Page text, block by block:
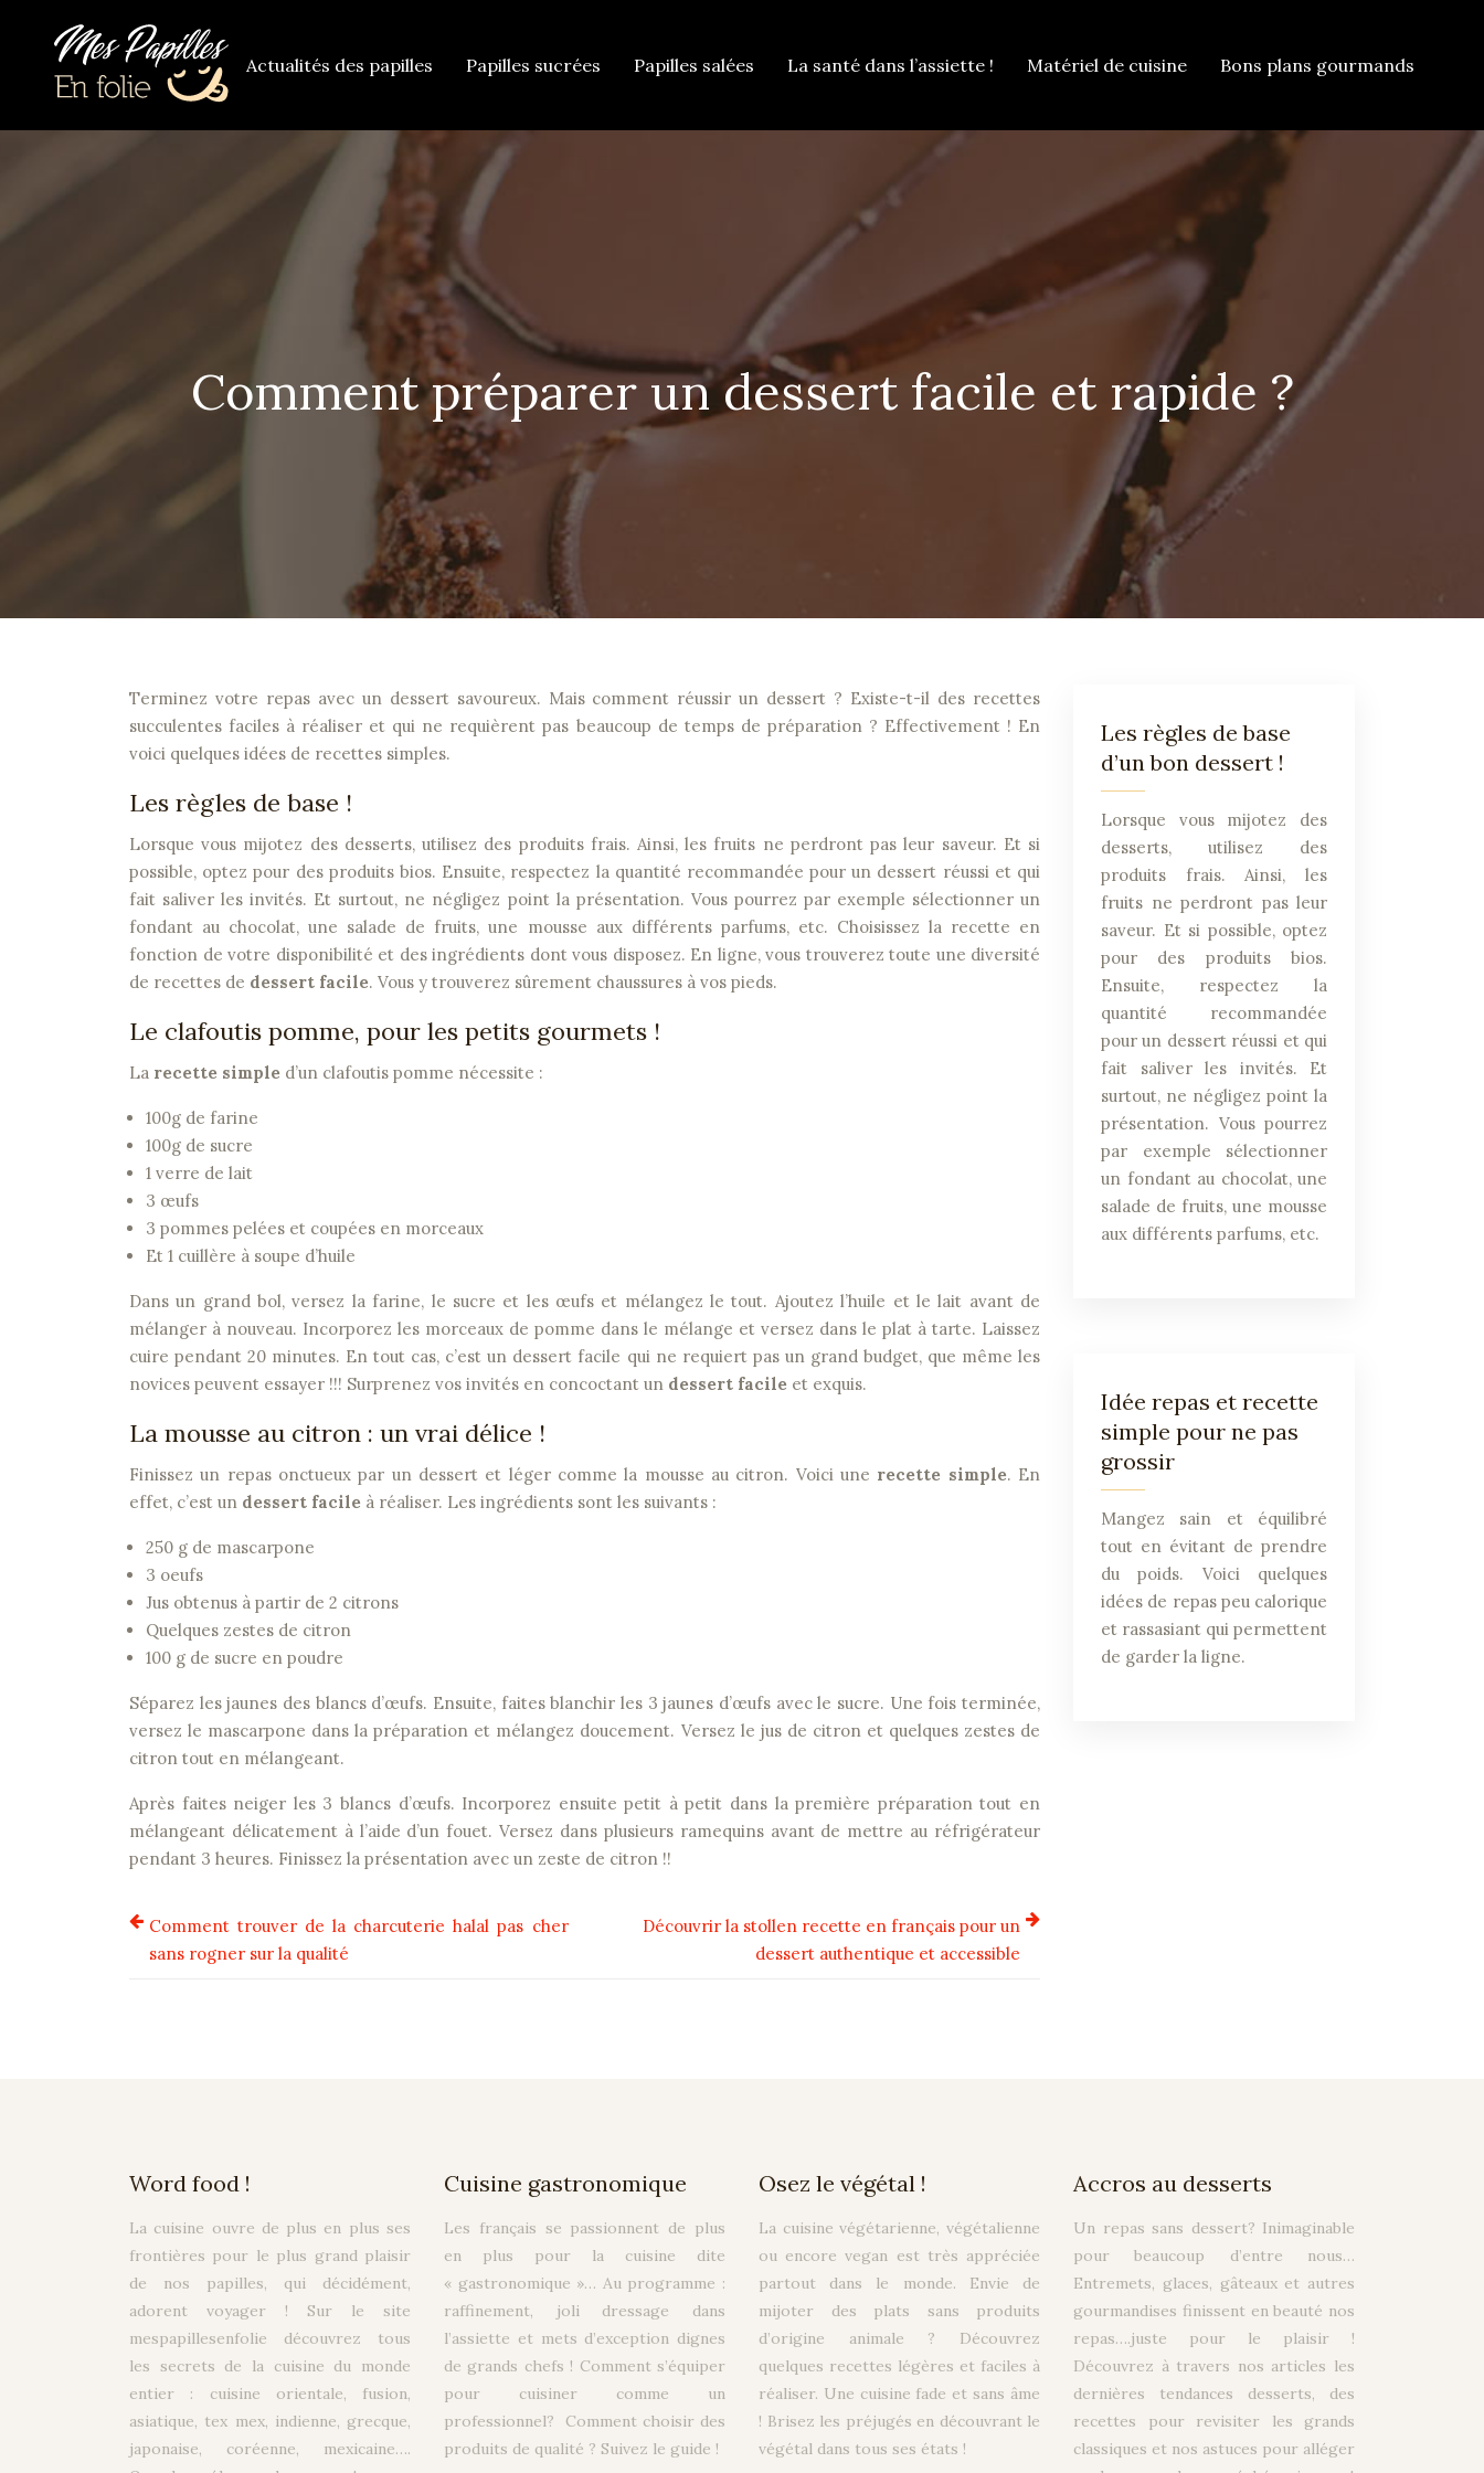
Actualités des papilles Papilles sucrées Papilles salées La santé dans l’assiette ! Matériel de cuisine Bons plans gourmands
Comment préparer un dessert facile et rapide ?
Terminez votre repas avec un dessert savoureux. Mais comment réussir un dessert ? Existe-t-il des recettes
succulentes faciles à réaliser et qui ne requièrent pas beaucoup de temps de préparation ? Effectivement ! En
voici quelques idées de recettes simples.
Les règles de base !
Lorsque vous mijotez des desserts, utilisez des produits frais. Ainsi, les fruits ne perdront pas leur saveur. Et si
possible, optez pour des produits bios. Ensuite, respectez la quantité recommandée pour un dessert réussi et qui
fait saliver les invités. Et surtout, ne négligez point la présentation. Vous pourrez par exemple sélectionner un
fondant au chocolat, une salade de fruits, une mousse aux différents parfums, etc. Choisissez la recette en
fonction de votre disponibilité et des ingrédients dont vous disposez. En ligne, vous trouverez toute une diversité
de recettes de dessert facile. Vous y trouverez sûrement chaussures à vos pieds.
Le clafoutis pomme, pour les petits gourmets !
La recette simple d’un clafoutis pomme nécessite :
100g de farine
100g de sucre
1 verre de lait
3 œufs
3 pommes pelées et coupées en morceaux
Et 1 cuillère à soupe d’huile
Dans un grand bol, versez la farine, le sucre et les œufs et mélangez le tout. Ajoutez l’huile et le lait avant de
mélanger à nouveau. Incorporez les morceaux de pomme dans le mélange et versez dans le plat à tarte. Laissez
cuire pendant 20 minutes. En tout cas, c’est un dessert facile qui ne requiert pas un grand budget, que même les
novices peuvent essayer !!! Surprenez vos invités en concoctant un dessert facile et exquis.
La mousse au citron : un vrai délice !
Finissez un repas onctueux par un dessert et léger comme la mousse au citron. Voici une recette simple. En
effet, c’est un dessert facile à réaliser. Les ingrédients sont les suivants :
250 g de mascarpone
3 oeufs
Jus obtenus à partir de 2 citrons
Quelques zestes de citron
100 g de sucre en poudre
Séparez les jaunes des blancs d’œufs. Ensuite, faites blanchir les 3 jaunes d’œufs avec le sucre. Une fois terminée,
versez le mascarpone dans la préparation et mélangez doucement. Versez le jus de citron et quelques zestes de
citron tout en mélangeant.
Après faites neiger les 3 blancs d’œufs. Incorporez ensuite petit à petit dans la première préparation tout en
mélangeant délicatement à l’aide d’un fouet. Versez dans plusieurs ramequins avant de mettre au réfrigérateur
pendant 3 heures. Finissez la présentation avec un zeste de citron !!
Comment trouver de la charcuterie halal pas cher
sans rogner sur la qualité
Découvrir la stollen recette en français pour un
dessert authentique et accessible
Les règles de base
d’un bon dessert !
Lorsque vous mijotez des
desserts, utilisez des
produits frais. Ainsi, les
fruits ne perdront pas leur
saveur. Et si possible, optez
pour des produits bios.
Ensuite, respectez la
quantité recommandée
pour un dessert réussi et qui
fait saliver les invités. Et
surtout, ne négligez point la
présentation. Vous pourrez
par exemple sélectionner
un fondant au chocolat, une
salade de fruits, une mousse
aux différents parfums, etc.
Idée repas et recette
simple pour ne pas
grossir
Mangez sain et équilibré
tout en évitant de prendre
du poids. Voici quelques
idées de repas peu calorique
et rassasiant qui permettent
de garder la ligne.
Word food !
La cuisine ouvre de plus en plus ses
frontières pour le plus grand plaisir
de nos papilles, qui décidément,
adorent voyager ! Sur le site
mespapillesenfolie découvrez tous
les secrets de la cuisine du monde
entier : cuisine orientale, fusion,
asiatique, tex mex, indienne, grecque,
japonaise, coréenne, mexicaine….
Cuisine gastronomique
Les français se passionnent de plus
en plus pour la cuisine dite
« gastronomique »… Au programme :
raffinement, joli dressage dans
l’assiette et mets d’exception dignes
de grands chefs ! Comment s’équiper
pour cuisiner comme un
professionnel? Comment choisir des
produits de qualité ? Suivez le guide !
Osez le végétal !
La cuisine végétarienne, végétalienne
ou encore vegan est très appréciée
partout dans le monde. Envie de
mijoter des plats sans produits
d’origine animale ? Découvrez
quelques recettes légères et faciles à
réaliser. Une cuisine fade et sans âme
! Brisez les préjugés en découvrant le
végétal dans tous ses états !
Accros au desserts
Un repas sans dessert? Inimaginable
pour beaucoup d’entre nous…
Entremets, glaces, gâteaux et autres
gourmandises finissent en beauté nos
repas….juste pour le plaisir !
Découvrez à travers nos articles les
dernières tendances desserts, des
recettes pour revisiter les grands
classiques et nos astuces pour alléger